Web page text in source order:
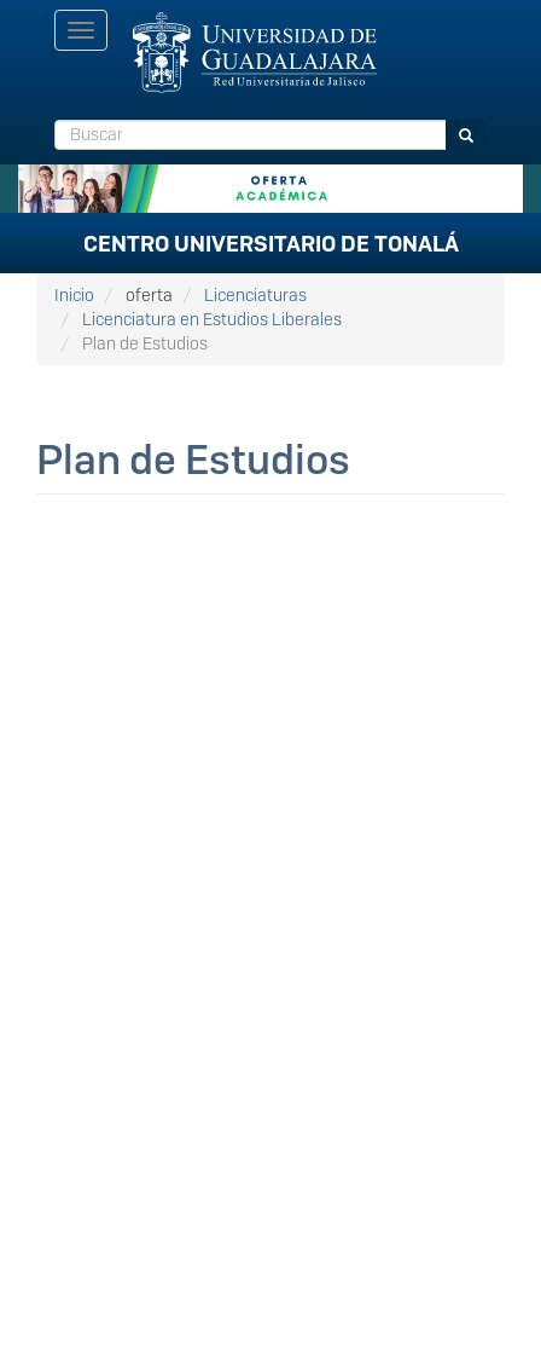
Toggle
navigation
Buscar Buscar
CENTRO UNIVERSITARIO DE TONALÁ
Inicio oferta
Licenciaturas
Licenciatura en Estudios Liberales
Plan de Estudios
Plan de Estudios